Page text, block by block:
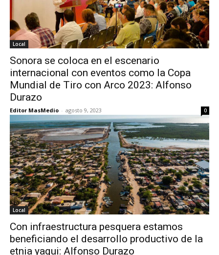
Local
Sonora se coloca en el escenario
internacional con eventos como la Copa
Mundial de Tiro con Arco 2023: Alfonso
Durazo
Editor MasMedio - agosto 9, 2023 0
Local
Con infraestructura pesquera estamos
beneficiando el desarrollo productivo de la
etnia yaqui: Alfonso Durazo